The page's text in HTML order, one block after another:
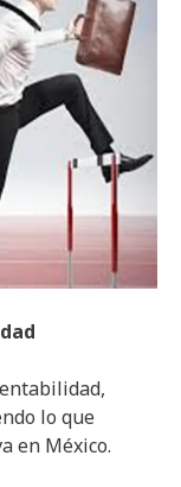
lo que
en México.